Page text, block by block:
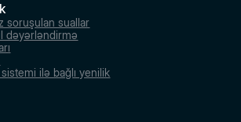
soruşulan suallar
dəyərləndirmə
ilə bağlı yenilik